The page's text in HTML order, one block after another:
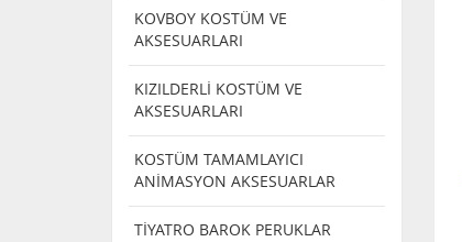
KOVBOY KOSTÜM VE
AKSESUARLARI
KIZILDERLİ KOSTÜM VE
AKSESUARLARI
KOSTÜM TAMAMLAYICI
ANİMASYON AKSESUARLAR
TİYATRO BAROK PERUKLAR
TÜKENDİ
TÜKENDI